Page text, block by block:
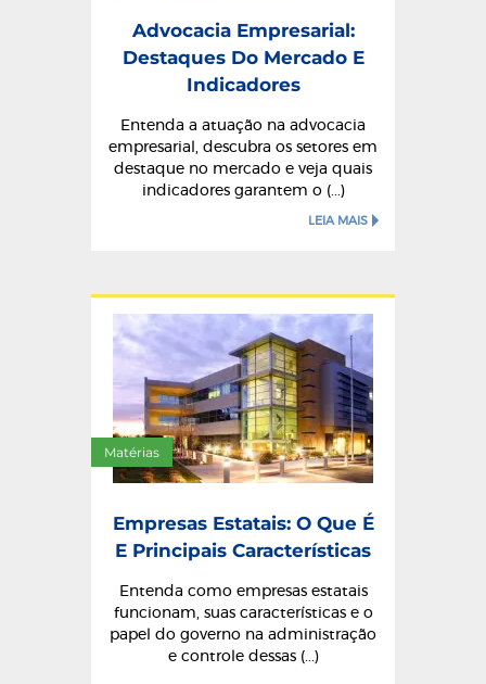
Advocacia Empresarial:
Destaques Do Mercado E
Indicadores
Entenda a atuação na advocacia
empresarial, descubra os setores em
destaque no mercado e veja quais
indicadores garantem o (...)
LEIA MAIS
Matérias
Empresas Estatais: O Que É
E Principais Características
Entenda como empresas estatais
funcionam, suas características e o
papel do governo na administração
e controle dessas (...)